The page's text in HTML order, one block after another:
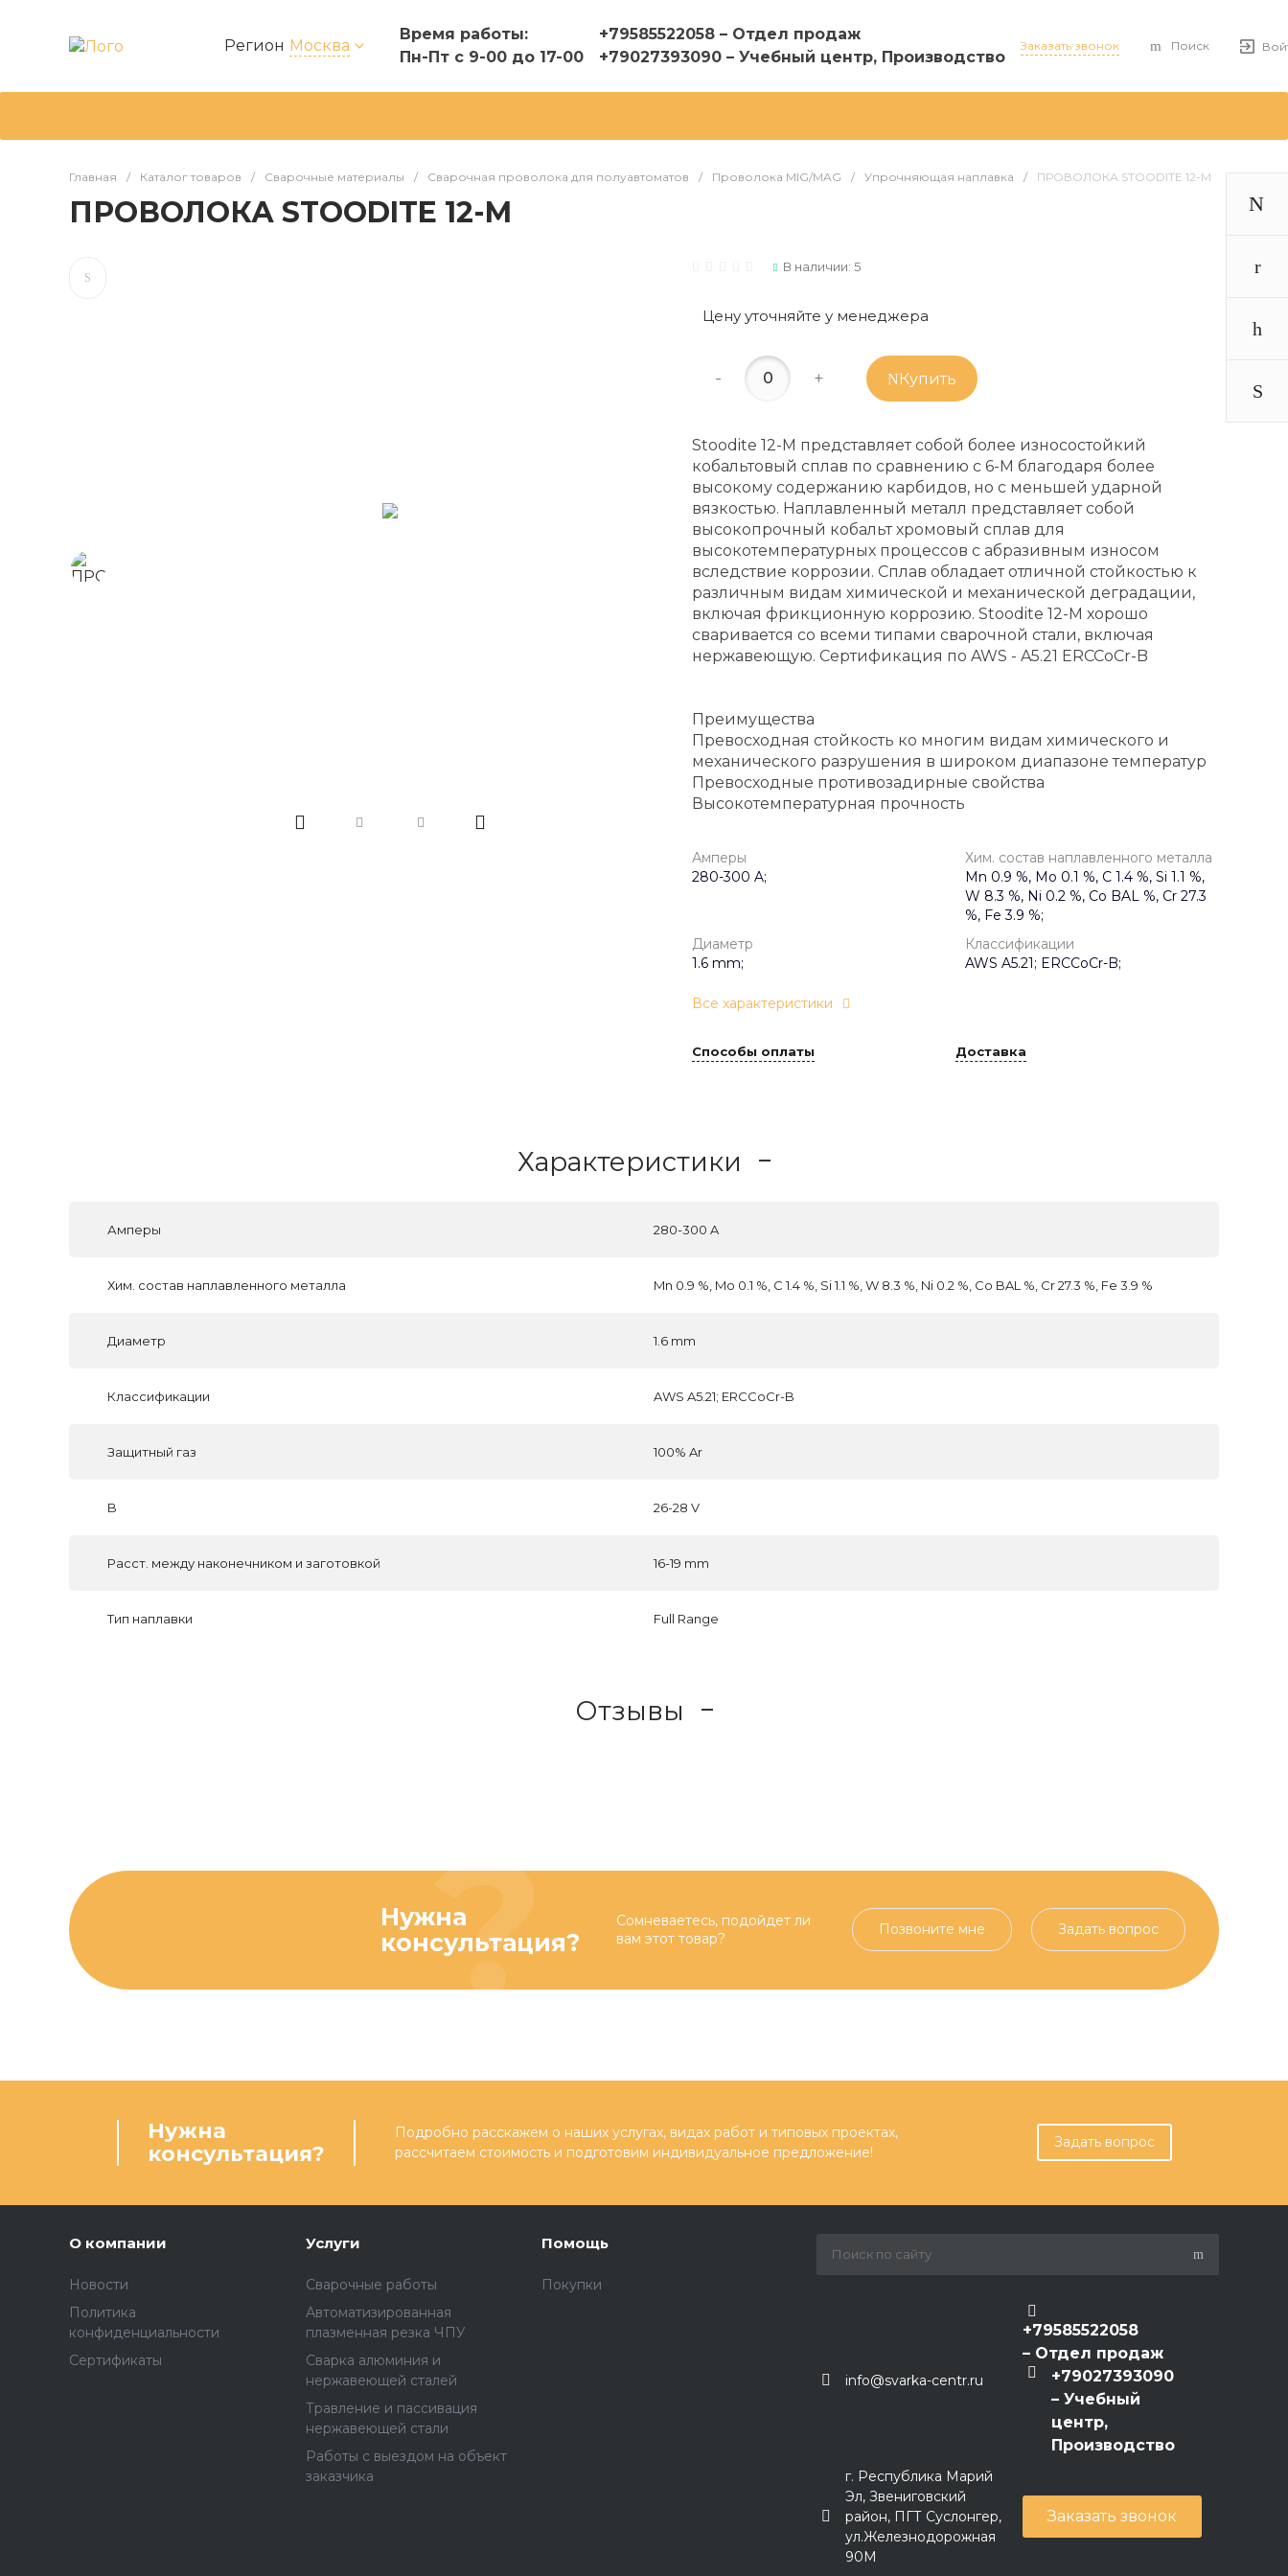
Регион Москва
Время работы:
Пн-Пт с 9-00 до 17-00
+79585522058 – Отдел продаж
+79027393090 – Учебный центр, Производство
Заказать звонок Поиск
Главная / Каталог товаров / Сварочные материалы / Сварочная проволока для полуавтоматов / Проволока MIG/MAG / Упрочняющая наплавка / ПРОВОЛОКА STOODITE 12-M
ПРОВОЛОКА STOODITE 12-M
В наличии: 5
Цену уточняйте у менеджера
- + Купить
Stoodite 12-M представляет собой более износостойкий
кобальтовый сплав по сравнению с 6-M благодаря более
высокому содержанию карбидов, но с меньшей ударной
вязкостью. Наплавленный металл представляет собой
высокопрочный кобальт хромовый сплав для
высокотемпературных процессов с абразивным износом
вследствие коррозии. Сплав обладает отличной стойкостью к
различным видам химической и механической деградации,
включая фрикционную коррозию. Stoodite 12-M хорошо
сваривается со всеми типами сварочной стали, включая
нержавеющую. Сертификация по AWS - A5.21 ERCCoCr-B
Преимущества
Превосходная стойкость ко многим видам химического и
механического разрушения в широком диапазоне температур
Превосходные противозадирные свойства
Высокотемпературная прочность
Амперы
280-300 A;
Хим. состав наплавленного металла
Mn 0.9 %, Mo 0.1 %, C 1.4 %, Si 1.1 %,
W 8.3 %, Ni 0.2 %, Co BAL %, Cr 27.3
%, Fe 3.9 %;
Диаметр
1.6 mm;
Классификации
AWS A5.21; ERCCoCr-B;
Все характеристики
Способы оплаты Доставка
Характеристики
Амперы 280-300 A
Хим. состав наплавленного металла Mn 0.9 %, Mo 0.1 %, C 1.4 %, Si 1.1 %, W 8.3 %, Ni 0.2 %, Co BAL %, Cr 27.3 %, Fe 3.9 %
Диаметр 1.6 mm
Классификации AWS A5.21; ERCCoCr-B
Защитный газ 100% Ar
B 26-28 V
Расст. между наконечником и заготовкой 16-19 mm
Тип наплавки Full Range
Отзывы
Нужна
консультация?
Сомневаетесь, подойдет ли
вам этот товар?
Позвоните мне Задать вопрос
Нужна
консультация?
Подробно расскажем о наших услугах, видах работ и типовых проектах,
рассчитаем стоимость и подготовим индивидуальное предложение!
Задать вопрос
О компании
Новости
Политика
конфиденциальности
Сертификаты
Услуги
Сварочные работы
Автоматизированная
плазменная резка ЧПУ
Сварка алюминия и
нержавеющей сталей
Травление и пассивация
нержавеющей стали
Работы с выездом на объект
заказчика
Помощь
Покупки
info@svarka-centr.ru
+79585522058
– Отдел продаж
+79027393090
– Учебный
центр,
Производство
г. Республика Марий
Эл, Звениговский
район, ПГТ Суслонгер,
ул.Железнодорожная
90М
Заказать звонок